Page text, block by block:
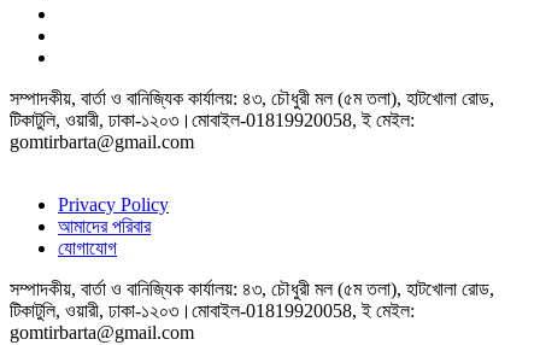
সম্পাদকীয়, বার্তা ও বানিজ্যিক কার্যালয়: ৪৩, চৌধুরী মল (৫ম তলা), হাটখোলা রোড,
টিকাটুলি, ওয়ারী, ঢাকা-১২০৩।মোবাইল-01819920058, ই মেইল:
gomtirbarta@gmail.com
Privacy Policy
আমাদের পরিবার
যোগাযোগ
সম্পাদকীয়, বার্তা ও বানিজ্যিক কার্যালয়: ৪৩, চৌধুরী মল (৫ম তলা), হাটখোলা রোড,
টিকাটুলি, ওয়ারী, ঢাকা-১২০৩।মোবাইল-01819920058, ই মেইল:
gomtirbarta@gmail.com